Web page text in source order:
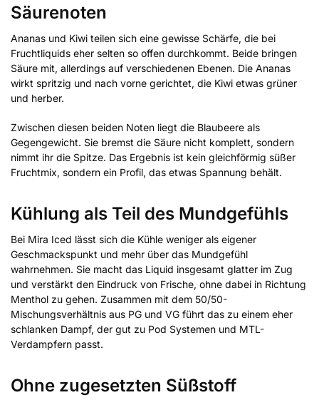
Säurenoten
Ananas und Kiwi teilen sich eine gewisse Schärfe, die bei
Fruchtliquids eher selten so offen durchkommt. Beide bringen
Säure mit, allerdings auf verschiedenen Ebenen. Die Ananas
wirkt spritzig und nach vorne gerichtet, die Kiwi etwas grüner
und herber.
Zwischen diesen beiden Noten liegt die Blaubeere als
Gegengewicht. Sie bremst die Säure nicht komplett, sondern
nimmt ihr die Spitze. Das Ergebnis ist kein gleichförmig süßer
Fruchtmix, sondern ein Profil, das etwas Spannung behält.
Kühlung als Teil des Mundgefühls
Bei Mira Iced lässt sich die Kühle weniger als eigener
Geschmackspunkt und mehr über das Mundgefühl
wahrnehmen. Sie macht das Liquid insgesamt glatter im Zug
und verstärkt den Eindruck von Frische, ohne dabei in Richtung
Menthol zu gehen. Zusammen mit dem 50/50-
Mischungsverhältnis aus PG und VG führt das zu einem eher
schlanken Dampf, der gut zu Pod Systemen und MTL-
Verdampfern passt.
Ohne zugesetzten Süßstoff